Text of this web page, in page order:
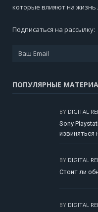
которые влияют на жизнь
Подписаться на рассылку:
ПОПУЛЯРНЫЕ
BY DIGITAL
Sony
извиняться
BY DIGITAL
Стоит ли
BY DIGITAL